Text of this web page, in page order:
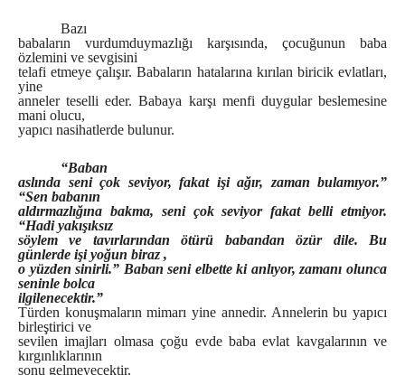
Bazı
babaların vurdumduymazlığı karşısında, çocuğunun baba
özlemini ve sevgisini
telafi etmeye çalışır. Babaların hatalarına kırılan biricik evlatları,
yine
anneler teselli eder. Babaya karşı menfi duygular beslemesine
mani olucu,
yapıcı nasihatlerde bulunur.
“Baban
aslında seni çok seviyor, fakat işi ağır, zaman bulamıyor.”
“Sen babanın
aldırmazlığına bakma, seni çok seviyor fakat belli etmiyor.
“Hadi yakışıksız
söylem ve tavırlarından ötürü babandan özür dile. Bu
günlerde işi yoğun biraz ,
o yüzden sinirli.” Baban seni elbette ki anlıyor, zamanı olunca
seninle bolca
ilgilenecektir.”
Türden konuşmaların mimarı yine annedir. Annelerin bu yapıcı
birleştirici ve
sevilen imajları olmasa çoğu evde baba evlat kavgalarının ve
kırgınlıklarının
sonu gelmeyecektir.